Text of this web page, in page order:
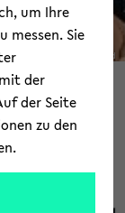
© Uni­ver­si­tät Bie­le­feld
um Ihre
messen. Sie
der
der Seite
zu den